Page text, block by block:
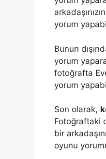
yorum
Bunun
yorum
fotoğrafta
yorum
Son olarak,
Fotoğraftaki
bir
oyunu